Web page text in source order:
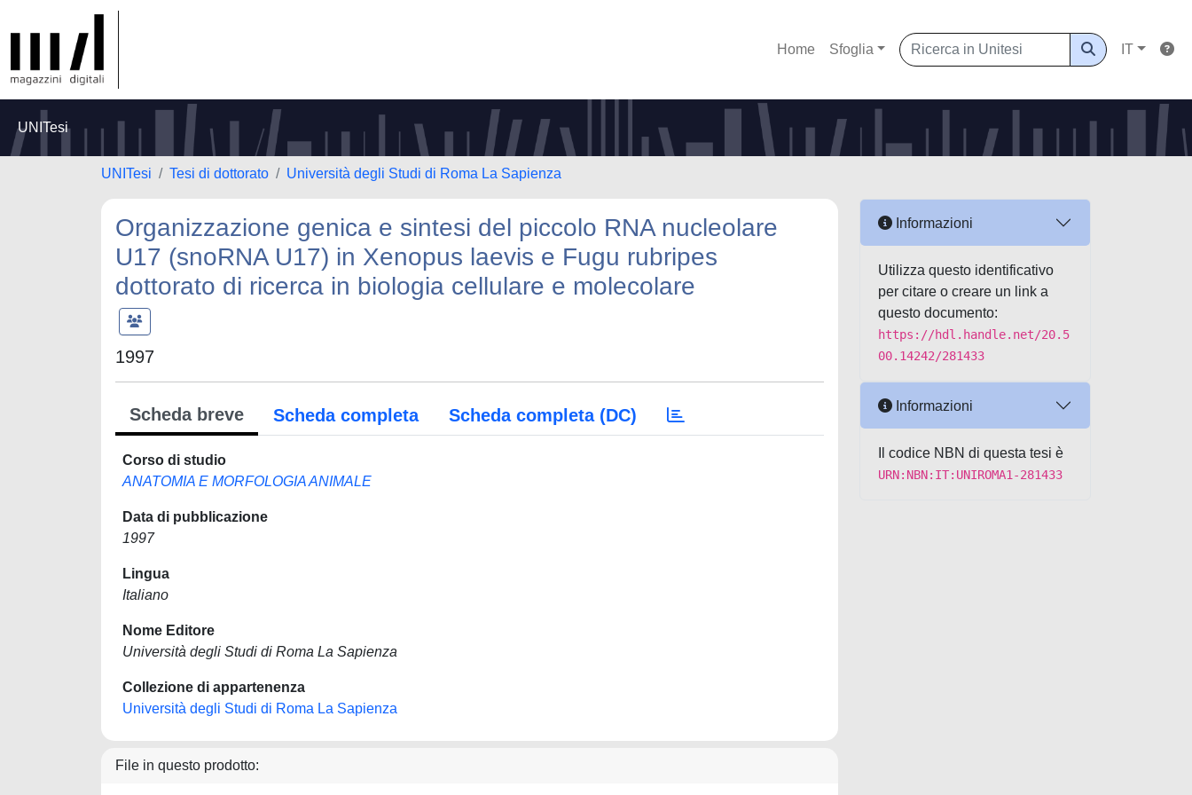
Home Sfoglia IT
UNITesi
UNITesi Tesi di dottorato Università degli Studi di Roma La Sapienza
Organizzazione genica e sintesi del piccolo RNA nucleolare
U17 (snoRNA U17) in Xenopus laevis e Fugu rubripes
dottorato di ricerca in biologia cellulare e molecolare
1997
Scheda breve Scheda completa Scheda completa (DC)
Corso di studio
ANATOMIA E MORFOLOGIA ANIMALE
Data di pubblicazione
1997
Lingua
Italiano
Nome Editore
Università degli Studi di Roma La Sapienza
Collezione di appartenenza
Università degli Studi di Roma La Sapienza
File in questo prodotto:
Informazioni
Utilizza questo identificativo
per citare o creare un link a
questo documento:
https://hdl.handle.net/20.5
00.14242/281433
Informazioni
Il codice NBN di questa tesi è
URN:NBN:IT:UNIROMA1-281433